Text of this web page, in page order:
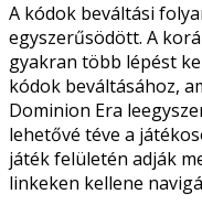
A kódok beváltási
egyszerűsödött. A
gyakran több lépést
kódok beváltásához,
Dominion Era
lehetővé téve a
játék felületén adják
linkeken kellene